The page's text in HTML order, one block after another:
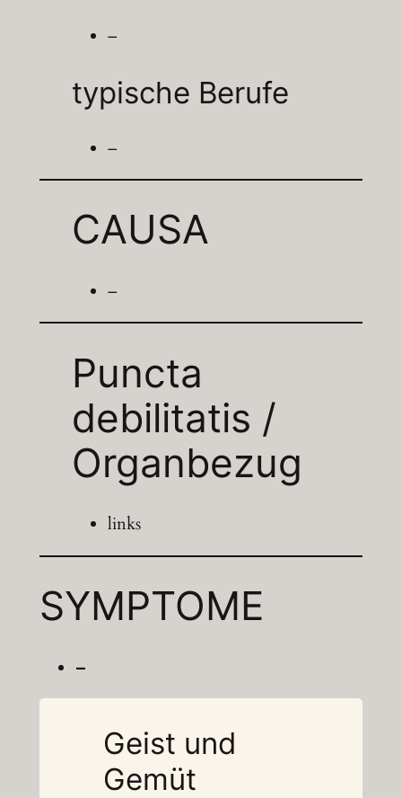
–
typische Berufe
–
CAUSA
–
Puncta
debilitatis /
Organbezug
links
SYMPTOME
–
Geist und
Gemüt